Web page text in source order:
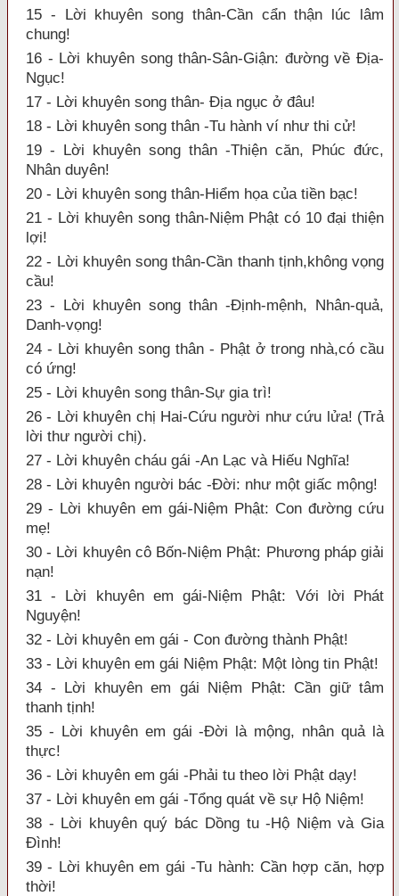
15 - Lời khuyên song thân-Cần cẩn thận lúc lâm
chung!
16 - Lời khuyên song thân-Sân-Giận: đường về Địa-
Ngục!
17 - Lời khuyên song thân- Địa ngục ở đâu!
18 - Lời khuyên song thân -Tu hành ví như thi cử!
19 - Lời khuyên song thân -Thiện căn, Phúc đức,
Nhân duyên!
20 - Lời khuyên song thân-Hiểm họa của tiền bạc!
21 - Lời khuyên song thân-Niệm Phật có 10 đại thiện
lợi!
22 - Lời khuyên song thân-Cần thanh tịnh,không vọng
cầu!
23 - Lời khuyên song thân -Định-mệnh, Nhân-quả,
Danh-vọng!
24 - Lời khuyên song thân - Phật ở trong nhà,có cầu
có ứng!
25 - Lời khuyên song thân-Sự gia trì!
26 - Lời khuyên chị Hai-Cứu người như cứu lửa! (Trả
lời thư người chị).
27 - Lời khuyên cháu gái -An Lạc và Hiếu Nghĩa!
28 - Lời khuyên người bác -Đời: như một giấc mộng!
29 - Lời khuyên em gái-Niệm Phật: Con đường cứu
mẹ!
30 - Lời khuyên cô Bốn-Niệm Phật: Phương pháp giải
nạn!
31 - Lời khuyên em gái-Niệm Phật: Với lời Phát
Nguyện!
32 - Lời khuyên em gái - Con đường thành Phật!
33 - Lời khuyên em gái Niệm Phật: Một lòng tin Phật!
34 - Lời khuyên em gái Niệm Phật: Cần giữ tâm
thanh tịnh!
35 - Lời khuyên em gái -Đời là mộng, nhân quả là
thực!
36 - Lời khuyên em gái -Phải tu theo lời Phật dạy!
37 - Lời khuyên em gái -Tổng quát về sự Hộ Niệm!
38 - Lời khuyên quý bác Dồng tu -Hộ Niệm và Gia
Đình!
39 - Lời khuyên em gái -Tu hành: Cần hợp căn, hợp
thời!